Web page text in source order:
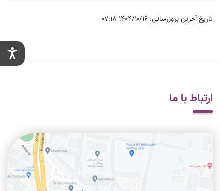
تاریخ آخرین بروزرسانی: 1404/10/16 07:18
ارتباط با ما